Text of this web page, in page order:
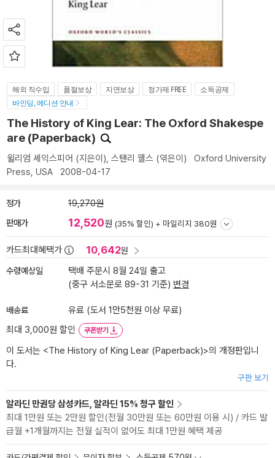
해외 직수입 품절보상 지연보상 정가제 FREE
소득공제
바인딩, 에디션 안내
The History of King Lear: The Oxford Shakespe
are (Paperback)
윌리엄 셰익스피어 (지은이), 스탠리 웰스 (엮은이) Oxford University
Press, USA 2008-04-17
정가 19,270원
판매가 12,520원 (35% 할인) + 마일리지 380원
카드최대혜택가 10,642원
수령예상일
택배 주문시 8월 24일 출고
(중구 서소문로 89-31 기준) 변경
배송료
유료 (도서 1만5천원 이상 무료)
최대 3,000원 할인
쿠폰받기
이 도서는 <The History of King Lear (Paperback)>의 개정판입니
다.
구판 보기
알라딘 만권당 삼성카드, 알라딘 15% 청구 할인
최대 1만원 또는 2만원 할인(전월 30만원 또는 60만원 이용 시) / 카드 발
급월 +1개월까지는 전월 실적이 없어도 최대 1만원 혜택 제공